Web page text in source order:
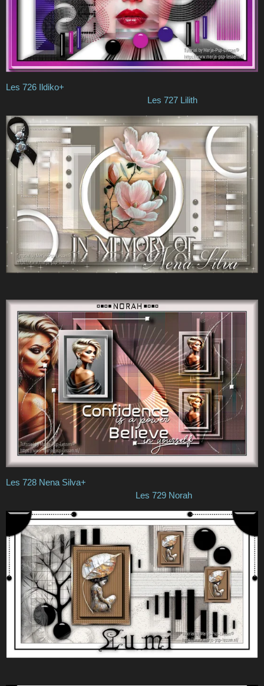
Les 726 Ildiko+
Les 727 Lilith
Les 728 Nena Silva+
Les 729 Norah